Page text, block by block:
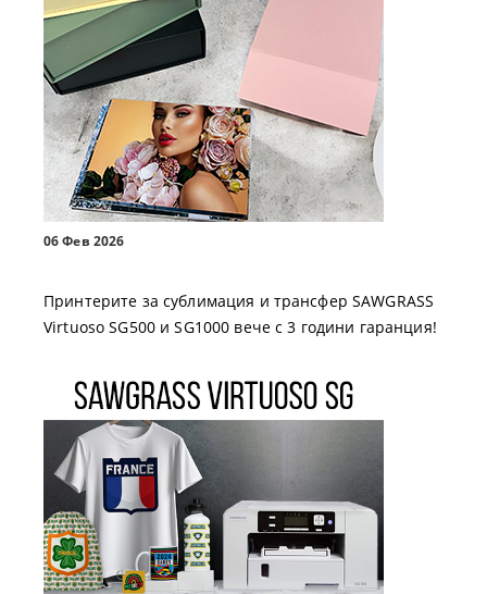
06 Фев 2026
Принтерите за сублимация и трансфер SAWGRASS
Virtuoso SG500 и SG1000 вече с 3 години гаранция!